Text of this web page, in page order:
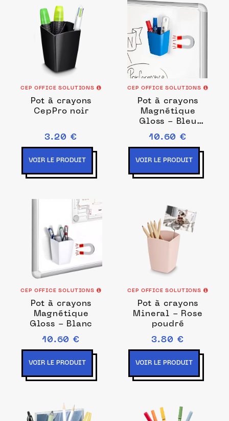
CEP OFFICE SOLUTIONS
Pot à crayons
CepPro noir
3.20 €
VOIR LE PRODUIT
CEP OFFICE SOLUTIONS
Pot à crayons
Magnétique
Gloss - Bleu
Océan
10.60 €
VOIR LE PRODUIT
CEP OFFICE SOLUTIONS
Pot à crayons
Magnétique
Gloss - Blanc
10.60 €
VOIR LE PRODUIT
CEP OFFICE SOLUTIONS
Pot à crayons
Mineral - Rose
poudré
3.80 €
VOIR LE PRODUIT